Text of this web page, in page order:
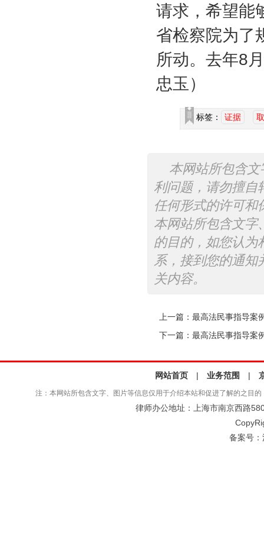
请求，希望能
省检察院为了
所动。去年8
忠玉）
标签： 证据
本网站所包含
利问题，请勿擅自
任何形式的许可和
本网站所包含文字
的目的，如您认为
系，接到您的通知
关内容。
上一篇： 最高法民事指导案
下一篇： 最高法民事指导案
网站首页 | 业务范围 |
注：本网站所包含文字、图片等信息仅用于介绍本站和促进了解的之目
律师办公地址：上海市南京西路
备案号：